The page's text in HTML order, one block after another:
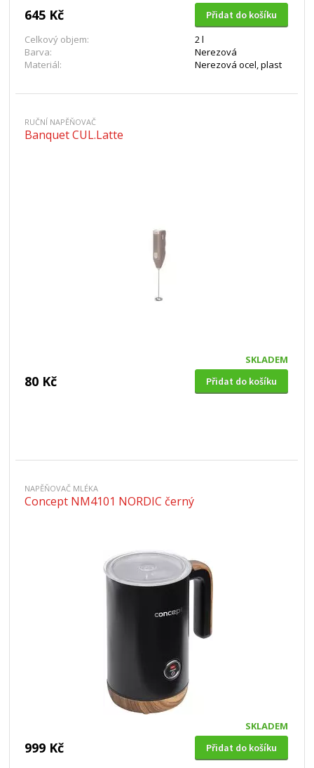
645 Kč
Přidat do košíku
Celkový objem:
2 l
Barva:
Nerezová
Materiál:
Nerezová ocel, plast
RUČNÍ NAPĚŇOVAČ
Banquet CUL.Latte
SKLADEM
80 Kč Přidat do košíku
NAPĚŇOVAČ MLÉKA
Concept NM4101 NORDIC černý
SKLADEM
999 Kč Přidat do košíku